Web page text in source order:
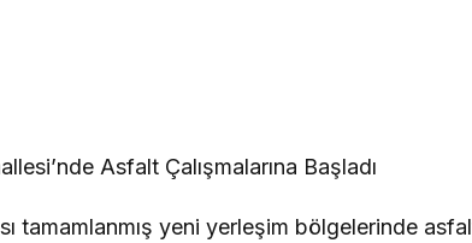
Asfalt Çalışmalarına Başladı
tamamlanmış yeni yerleşim bölgelerinde